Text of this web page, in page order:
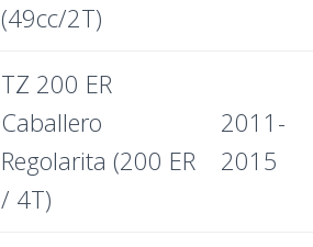
(49cc/2T)
TZ 200 ER
Caballero
Regolarita (200 ER
/ 4T)
2011-
2015